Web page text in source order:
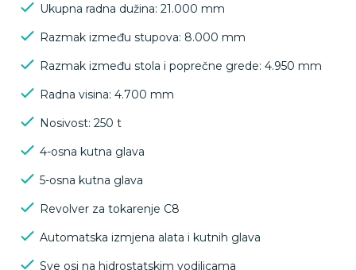
Ukupna radna dužina: 21.000 mm
Razmak između stupova: 8.000 mm
Razmak između stola i poprečne grede: 4.950 mm
Radna visina: 4.700 mm
Nosivost: 250 t
4-osna kutna glava
5-osna kutna glava
Revolver za tokarenje C8
Automatska izmjena alata i kutnih glava
Sve osi na hidrostatskim vodilicama